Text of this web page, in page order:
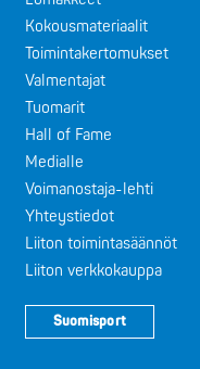
Kokousmateriaalit
Toimintakertomukset
Valmentajat
Tuomarit
Hall of Fame
Medialle
Voimanostaja-lehti
Yhteystiedot
Liiton toimintasäännöt
Liiton verkkokauppa
Suomisport